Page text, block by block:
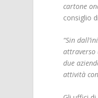
cartone
consiglio
“Sin
attraverso
due
attività